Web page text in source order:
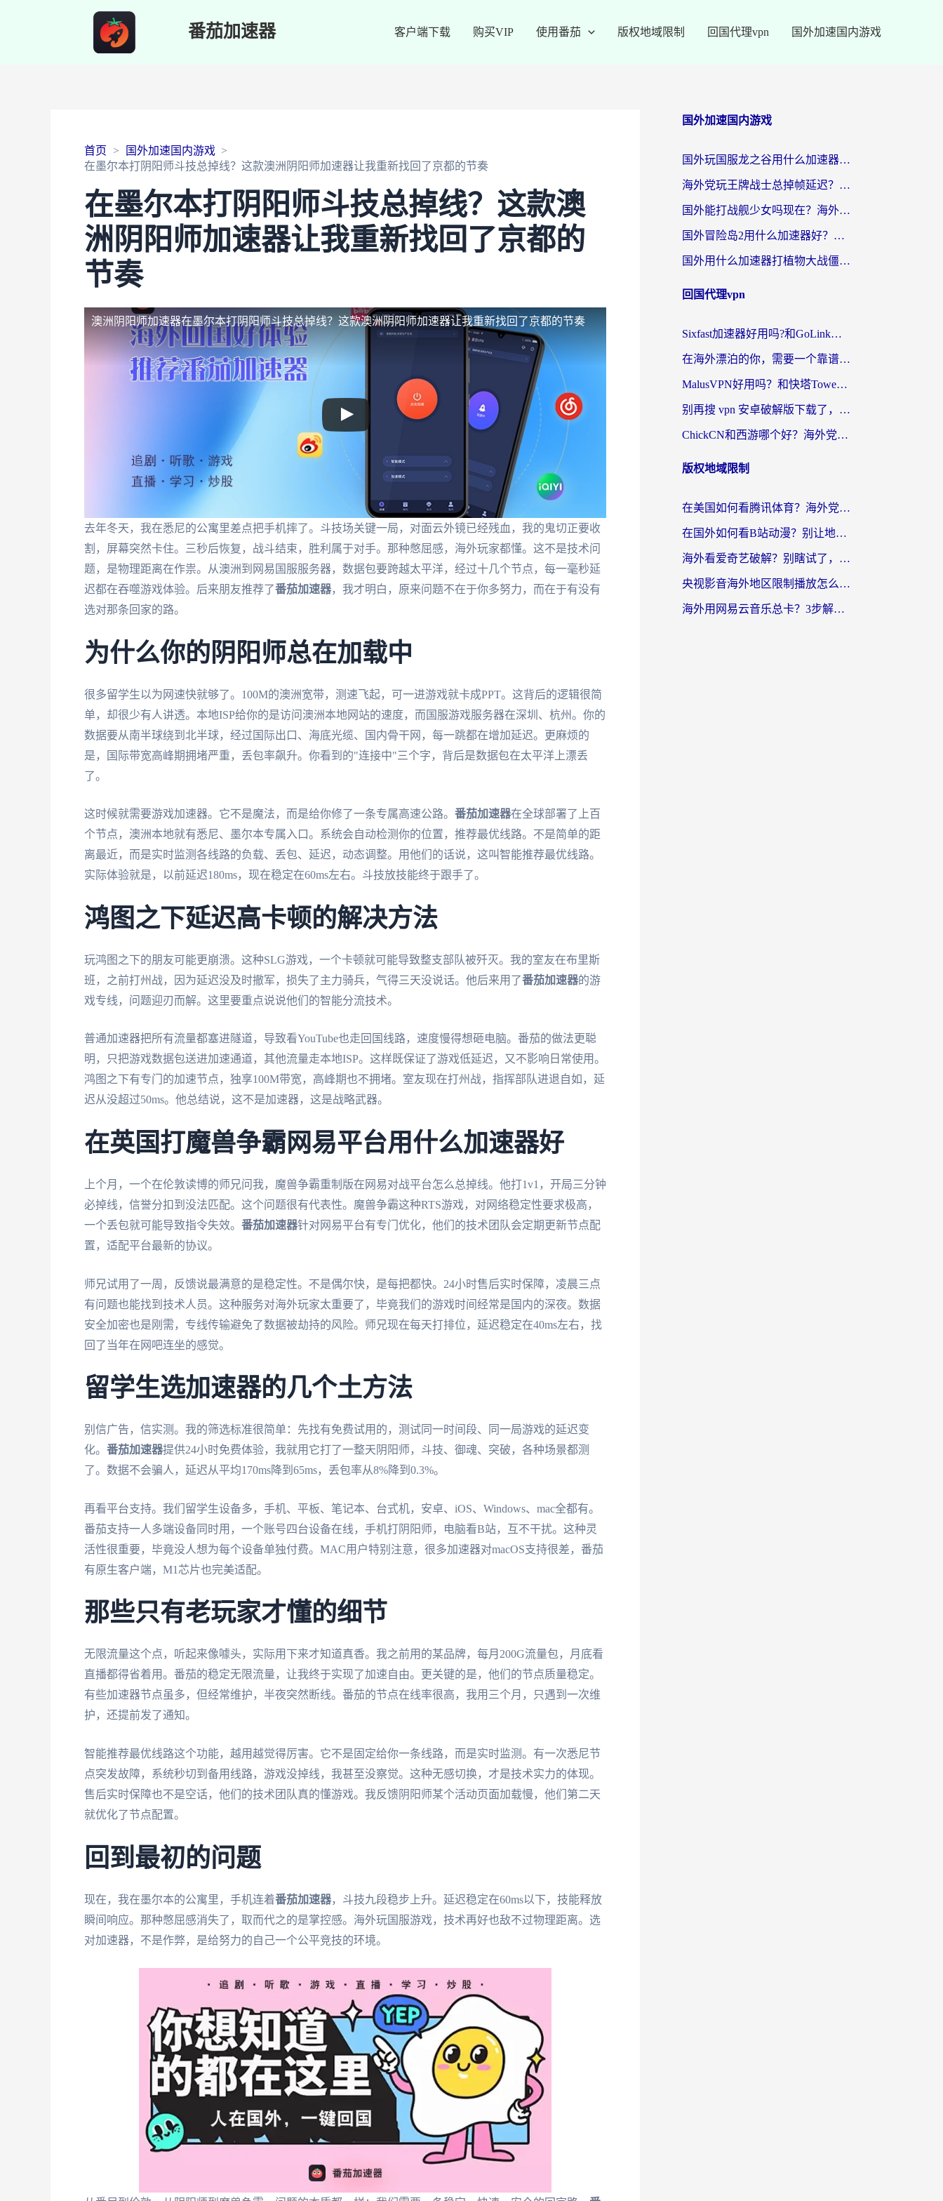
番茄加速器 客户端下载 购买VIP 使用番茄 版权地域限制 回国代理vpn 国外加速国内游戏
首页
国外加速国内游戏
在墨尔本打阴阳师斗技总掉线？这款澳洲阴阳师加速器让我重新找回了京都的节奏
在墨尔本打阴阳师斗技总掉线？这款澳
洲阴阳师加速器让我重新找回了京都的
节奏
澳洲阴阳师加速器在墨尔本打阴阳师斗技总掉线？这款澳洲阴阳师加速器让我重新找回了京都的节奏
去年冬天，我在悉尼的公寓里差点把手机摔了。斗技场关键一局，对面云外镜已经残血，我的鬼切正要收
割，屏幕突然卡住。三秒后恢复，战斗结束，胜利属于对手。那种憋屈感，海外玩家都懂。这不是技术问
题，是物理距离在作祟。从澳洲到网易国服服务器，数据包要跨越太平洋，经过十几个节点，每一毫秒延
迟都在吞噬游戏体验。后来朋友推荐了番茄加速器，我才明白，原来问题不在于你多努力，而在于有没有
选对那条回家的路。
为什么你的阴阳师总在加载中
很多留学生以为网速快就够了。100M的澳洲宽带，测速飞起，可一进游戏就卡成PPT。这背后的逻辑很简
单，却很少有人讲透。本地ISP给你的是访问澳洲本地网站的速度，而国服游戏服务器在深圳、杭州。你的
数据要从南半球绕到北半球，经过国际出口、海底光缆、国内骨干网，每一跳都在增加延迟。更麻烦的
是，国际带宽高峰期拥堵严重，丢包率飙升。你看到的"连接中"三个字，背后是数据包在太平洋上漂丢
了。
这时候就需要游戏加速器。它不是魔法，而是给你修了一条专属高速公路。 番茄加速器在全球部署了上百
个节点，澳洲本地就有悉尼、墨尔本专属入口。系统会自动检测你的位置，推荐最优线路。不是简单的距
离最近，而是实时监测各线路的负载、丢包、延迟，动态调整。用他们的话说，这叫智能推荐最优线路。
实际体验就是，以前延迟180ms，现在稳定在60ms左右。斗技放技能终于跟手了。
鸿图之下延迟高卡顿的解决方法
玩鸿图之下的朋友可能更崩溃。这种SLG游戏，一个卡顿就可能导致整支部队被歼灭。我的室友在布里斯
班，之前打州战，因为延迟没及时撤军，损失了主力骑兵，气得三天没说话。他后来用了番茄加速器的游
戏专线，问题迎刃而解。这里要重点说说他们的智能分流技术。
普通加速器把所有流量都塞进隧道，导致看YouTube也走回国线路，速度慢得想砸电脑。番茄的做法更聪
明，只把游戏数据包送进加速通道，其他流量走本地ISP。这样既保证了游戏低延迟，又不影响日常使用。
鸿图之下有专门的加速节点，独享100M带宽，高峰期也不拥堵。室友现在打州战，指挥部队进退自如，延
迟从没超过50ms。他总结说，这不是加速器，这是战略武器。
在英国打魔兽争霸网易平台用什么加速器好
上个月，一个在伦敦读博的师兄问我，魔兽争霸重制版在网易对战平台怎么总掉线。他打1v1，开局三分钟
必掉线，信誉分扣到没法匹配。这个问题很有代表性。魔兽争霸这种RTS游戏，对网络稳定性要求极高，
一个丢包就可能导致指令失效。 番茄加速器针对网易平台有专门优化，他们的技术团队会定期更新节点配
置，适配平台最新的协议。
师兄试用了一周，反馈说最满意的是稳定性。不是偶尔快，是每把都快。24小时售后实时保障，凌晨三点
有问题也能找到技术人员。这种服务对海外玩家太重要了，毕竟我们的游戏时间经常是国内的深夜。数据
安全加密也是刚需，专线传输避免了数据被劫持的风险。师兄现在每天打排位，延迟稳定在40ms左右，找
回了当年在网吧连坐的感觉。
留学生选加速器的几个土方法
别信广告，信实测。我的筛选标准很简单：先找有免费试用的，测试同一时间段、同一局游戏的延迟变
化。 番茄加速器提供24小时免费体验，我就用它打了一整天阴阳师，斗技、御魂、突破，各种场景都测
了。数据不会骗人，延迟从平均170ms降到65ms，丢包率从8%降到0.3%。
再看平台支持。我们留学生设备多，手机、平板、笔记本、台式机，安卓、iOS、Windows、mac全都有。
番茄支持一人多端设备同时用，一个账号四台设备在线，手机打阴阳师，电脑看B站，互不干扰。这种灵
活性很重要，毕竟没人想为每个设备单独付费。MAC用户特别注意，很多加速器对macOS支持很差，番茄
有原生客户端，M1芯片也完美适配。
那些只有老玩家才懂的细节
无限流量这个点，听起来像噱头，实际用下来才知道真香。我之前用的某品牌，每月200G流量包，月底看
直播都得省着用。番茄的稳定无限流量，让我终于实现了加速自由。更关键的是，他们的节点质量稳定。
有些加速器节点虽多，但经常维护，半夜突然断线。番茄的节点在线率很高，我用三个月，只遇到一次维
护，还提前发了通知。
智能推荐最优线路这个功能，越用越觉得厉害。它不是固定给你一条线路，而是实时监测。有一次悉尼节
点突发故障，系统秒切到备用线路，游戏没掉线，我甚至没察觉。这种无感切换，才是技术实力的体现。
售后实时保障也不是空话，他们的技术团队真的懂游戏。我反馈阴阳师某个活动页面加载慢，他们第二天
就优化了节点配置。
回到最初的问题
现在，我在墨尔本的公寓里，手机连着番茄加速器，斗技九段稳步上升。延迟稳定在60ms以下，技能释放
瞬间响应。那种憋屈感消失了，取而代之的是掌控感。海外玩国服游戏，技术再好也敌不过物理距离。选
对加速器，不是作弊，是给努力的自己一个公平竞技的环境。
国外加速国内游戏
国外玩国服龙之谷用什么加速器最好？一份给海外游子的终极指南
海外党玩王牌战士总掉帧延迟？这份王牌战士延迟加速器终极指南救你命
国外能打战舰少女吗现在？海外玩家的国服游戏加速终极指南
国外冒险岛2用什么加速器好？海外党国服游戏畅玩全攻略（附鸣潮哈利波特加速技巧）
国外用什么加速器打植物大战僵尸好？海外党国服游戏加速终极指南
回国代理vpn
Sixfast加速器好用吗?和GoLink加速器对比哪个回国效果更好?海外党亲测实用指南
在海外漂泊的你，需要一个靠谱的“回国机场”
MalusVPN好用吗？和快塔TowerFastVPN对比哪个回国效果更好？海外党亲测实用指南
别再搜 vpn 安卓破解版下载了，海外党回国上网的正确姿势在这里
ChickCN和西游哪个好？海外党2026亲测回国加速器选择指南（附expressvpn中国对比）
版权地域限制
在美国如何看腾讯体育？海外党解锁NBA欧洲杯直播的终极攻略
在国外如何看B站动漫？别让地区限制打断你的追番节奏
海外看爱奇艺破解？别瞎试了，这才是留学生华人追剧看球的正确打开方式
央视影音海外地区限制播放怎么办？海外党亲测有效的回国加速指南
海外用网易云音乐总卡？3步解决版权限制+卡顿，还能听喜马拉雅！